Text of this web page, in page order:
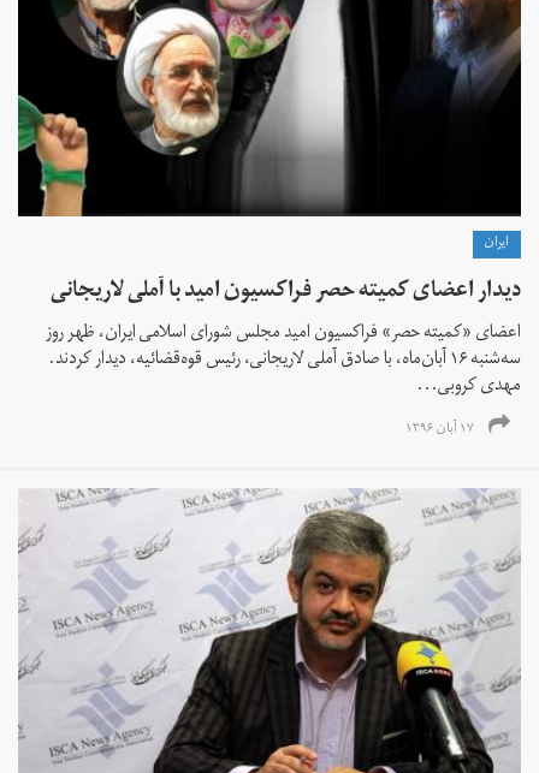
ايران
دیدار اعضای کمیته حصر فراکسیون امید با آملی لاریجانی
اعضای «کمیته حصر» فراکسیون امید مجلس شورای اسلامی ایران، ظهر روز
سه‌شنبه ۱۶ آبان‌ماه، با صادق آملی لاریجانی، رئیس قوه‌قضائیه، دیدار کردند.
مهدی کروبی...
۱۷ آبان ۱۳۹۶